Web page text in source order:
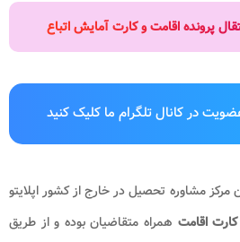
پرونده اقامت و کارت آمایش اتباع
در کانال تلگرام ما کلیک کنید
مرکز مشاوره تحصیل در خارج از کشور اپلایتو
کارت اقامت همراه متقاضیان بوده و از طریق